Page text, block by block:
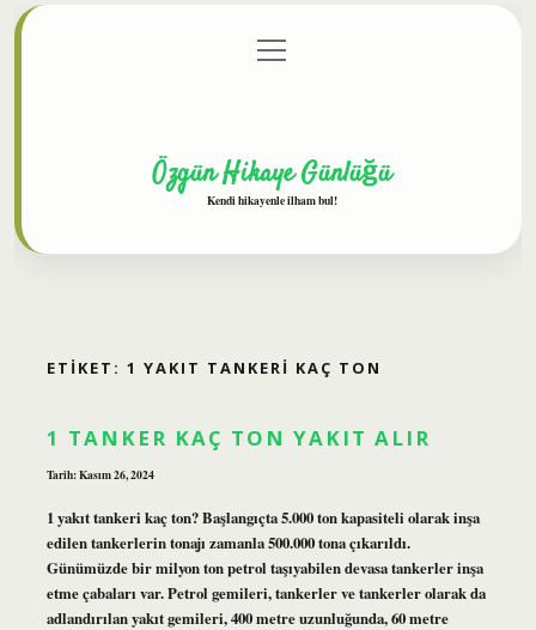
Gizlilik Politikası
menüyü
aç
Özgün Hikaye Günlüğü
Kendi hikayenle ilham bul!
ETIKET: 1 YAKIT TANKERI KAÇ TON
1 TANKER KAÇ TON YAKIT ALIR
Tarih: Kasım 26, 2024
1 yakıt tankeri kaç ton? Başlangıçta 5.000 ton kapasiteli olarak inşa
edilen tankerlerin tonajı zamanla 500.000 tona çıkarıldı.
Günümüzde bir milyon ton petrol taşıyabilen devasa tankerler inşa
etme çabaları var. Petrol gemileri, tankerler ve tankerler olarak da
adlandırılan yakıt gemileri, 400 metre uzunluğunda, 60 metre